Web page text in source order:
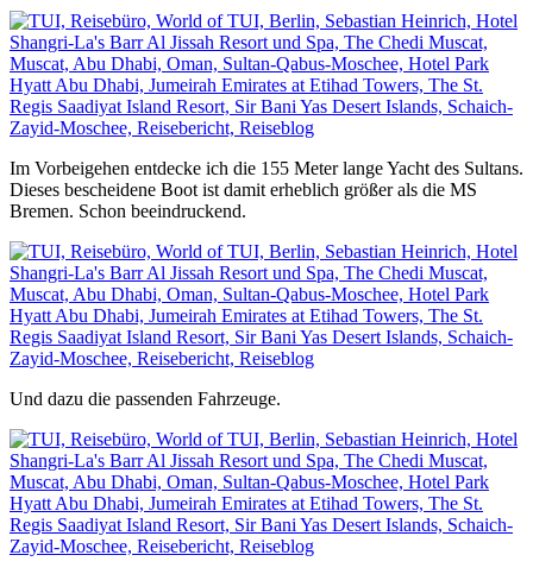
Im Vorbeigehen entdecke ich die 155 Meter lange Yacht des Sultans.
Dieses bescheidene Boot ist damit erheblich größer als die MS
Bremen. Schon beeindruckend.
Und dazu die passenden Fahrzeuge.